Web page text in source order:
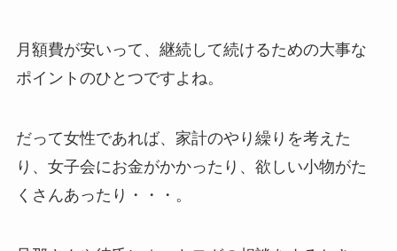
月額費が安いって、継続して続けるための大事な
ポイントのひとつですよね。
だって女性であれば、家計のやり繰りを考えた
り、女子会にお金がかかったり、欲しい小物がた
くさんあったり・・・。